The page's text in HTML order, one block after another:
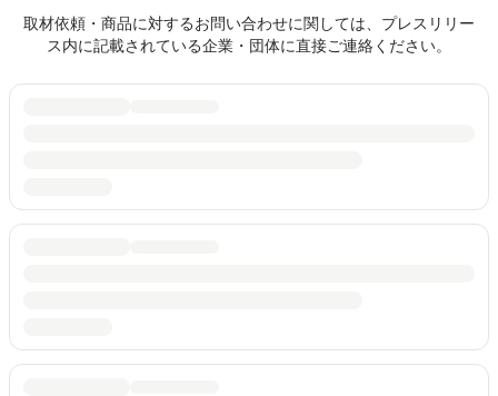
取材依頼・商品に対するお問い合わせに関しては、プレスリリー
ス内に記載されている企業・団体に直接ご連絡ください。